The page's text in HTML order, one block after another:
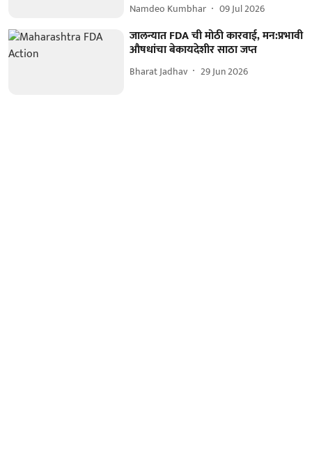
Namdeo Kumbhar 09 Jul 2026
जालन्यात FDA ची मोठी कारवाई, मन:प्रभावी
औषधांचा बेकायदेशीर साठा जप्त
Bharat Jadhav 29 Jun 2026